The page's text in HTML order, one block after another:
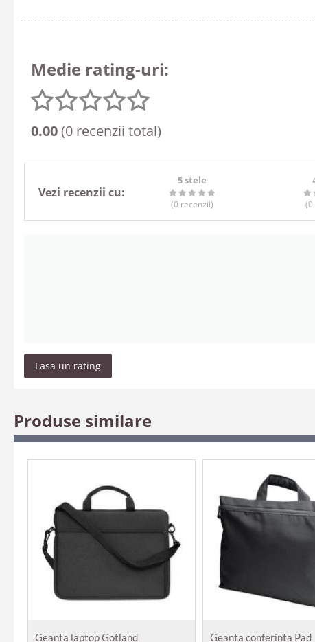
Medie rating-uri:
0.00(0 recenzii total)
Vezi recenzii cu:
5 stele
(0 recenzii) (0
Lasa un rating
Produse similare
Geanta laptop Gotland Geanta conferinta Pad